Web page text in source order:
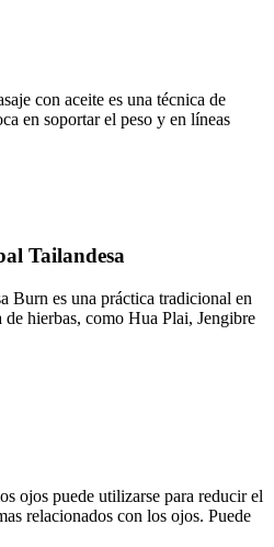
con aceite es una técnica de
en soportar el peso y en líneas
Tailandesa
Burn es una práctica tradicional en
hierbas, como Hua Plai, Jengibre
ojos puede utilizarse para reducir el
relacionados con los ojos. Puede